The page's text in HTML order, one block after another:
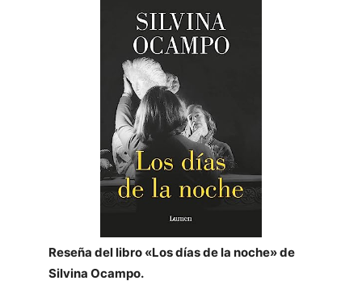
Reseña del libro «Los días de la noche» de
Silvina Ocampo.